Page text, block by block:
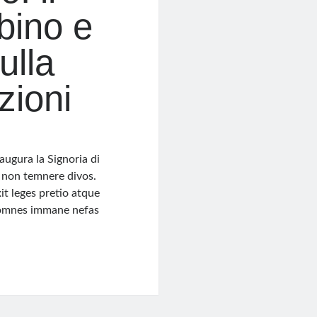
e
la Signoria di
temnere divos.
leges pretio atque
immane nefas